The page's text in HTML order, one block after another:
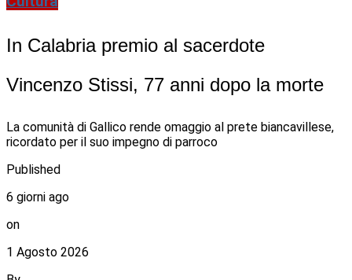
In Calabria premio al sacerdote
Vincenzo Stissi, 77 anni dopo la morte
La comunità di Gallico rende omaggio al prete biancavillese,
ricordato per il suo impegno di parroco
Published
6 giorni ago
on
1 Agosto 2026